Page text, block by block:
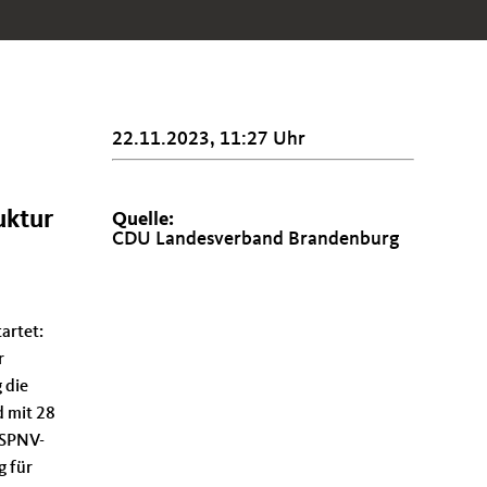
die
mit 28
für
22.11.2023, 11:27 Uhr
Quelle:
CDU Landesverband Brandenburg